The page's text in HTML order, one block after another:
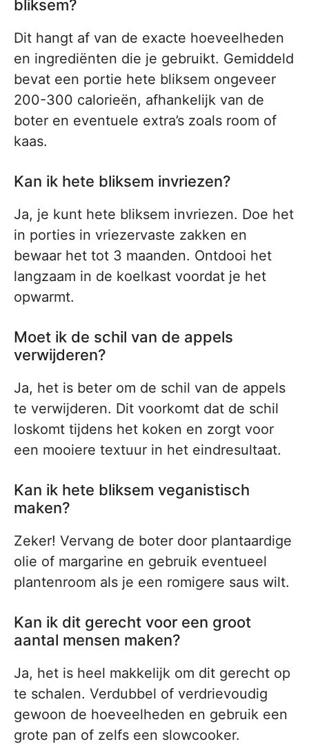
bliksem?
Dit hangt af van de exacte hoeveelheden
en ingrediënten die je gebruikt. Gemiddeld
bevat een portie hete bliksem ongeveer
200-300 calorieën, afhankelijk van de
boter en eventuele extra’s zoals room of
kaas.
Kan ik hete bliksem invriezen?
Ja, je kunt hete bliksem invriezen. Doe het
in porties in vriezervaste zakken en
bewaar het tot 3 maanden. Ontdooi het
langzaam in de koelkast voordat je het
opwarmt.
Moet ik de schil van de appels
verwijderen?
Ja, het is beter om de schil van de appels
te verwijderen. Dit voorkomt dat de schil
loskomt tijdens het koken en zorgt voor
een mooiere textuur in het eindresultaat.
Kan ik hete bliksem veganistisch
maken?
Zeker! Vervang de boter door plantaardige
olie of margarine en gebruik eventueel
plantenroom als je een romigere saus wilt.
Kan ik dit gerecht voor een groot
aantal mensen maken?
Ja, het is heel makkelijk om dit gerecht op
te schalen. Verdubbel of verdrievoudig
gewoon de hoeveelheden en gebruik een
grote pan of zelfs een slowcooker.